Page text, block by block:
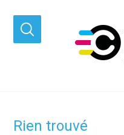
Rien trouvé